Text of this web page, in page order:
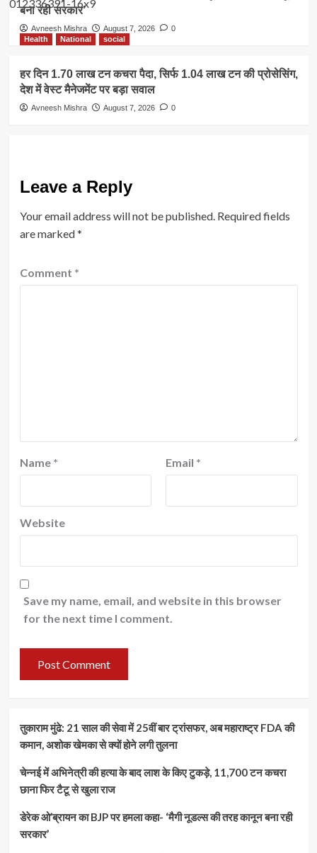
बना रही सरकार’
Avneesh Mishra August 7, 2026
0
Health
National social
हर दिन 1.70 लाख टन कचरा पैदा, सिर्फ 1.04 लाख टन की प्रोसेसिंग,
देश में वेस्ट मैनेजमेंट पर बड़ा सवाल
Avneesh Mishra August 7, 2026 0
Leave a Reply
Your email address will not be published. Required fields
are marked*
Comment *
Name * Email *
Website
Save my name, email, and website in this browser
for the next time I comment.
तुकाराम मुंढे: 21 साल की सेवा में 25वीं बार ट्रांसफर, अब महाराष्ट्र FDA की
कमान, अशोक खेमका से क्यों होने लगी तुलना
चेन्नई में अभिनेत्री की हत्या के बाद लाश के किए टुकड़े, 11,700 टन कचरा
छाना फिर टैटू से खुला राज
डेरेक ओ’ब्रायन का BJP पर हमला कहा- ‘मैगी नूडल्स की तरह कानून बना रही
सरकार’